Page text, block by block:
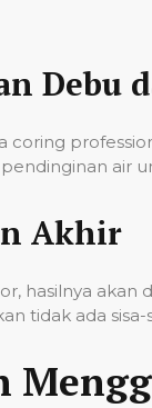
Debu
coring
air
Akhir
hasilnya
tidak ada